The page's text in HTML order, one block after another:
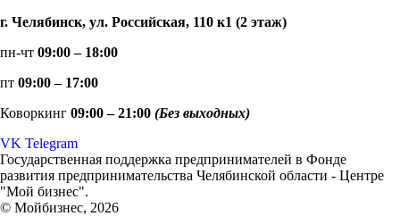
г. Челябинск, ул. Российская, 110 к1 (2 этаж)
пн-чт 09:00 – 18:00
пт 09:00 – 17:00
Коворкинг 09:00 – 21:00 (Без выходных)
VK Telegram
Государственная поддержка предпринимателей в Фонде
развития предпринимательства Челябинской области - Центре
"Мой бизнес".
© Мойбизнес, 2026